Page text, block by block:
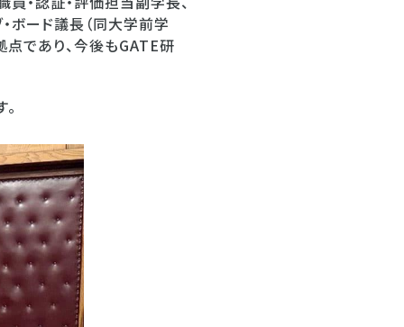
ード議長（同大学前学
であり、今後もGATE研